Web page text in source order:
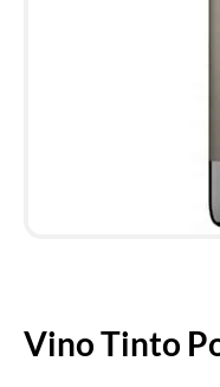
Vino Tinto